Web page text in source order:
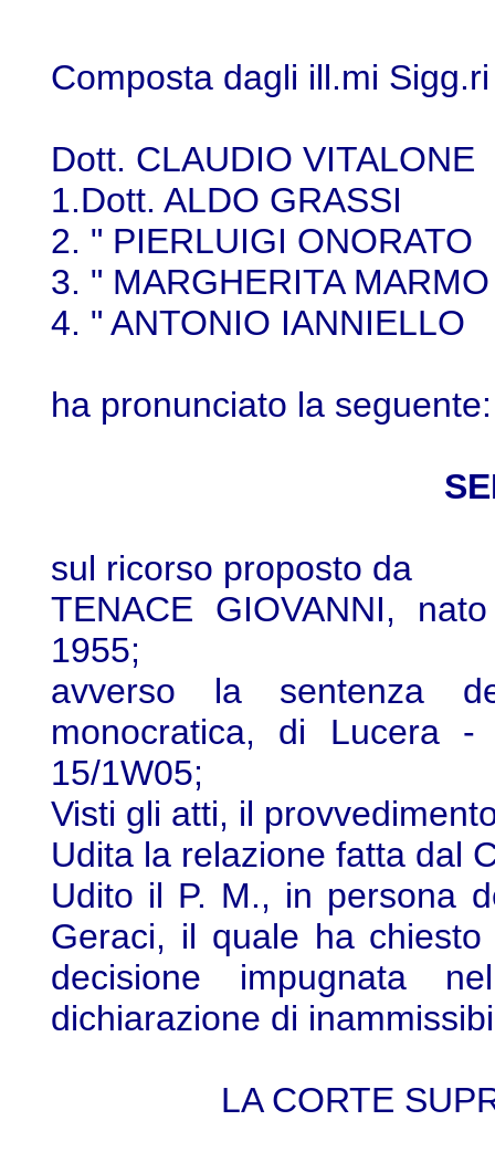
Composta dagli ill.mi
Dott. CLAUDIO
1.Dott. ALDO
2. " PIERLUIGI
3. " MARGHERITA
4. " ANTONIO
ha pronunciato la seguente:
sul ricorso proposto da
TENACE GIOVANNI,
1955;
avverso la sentenza
monocratica, di Lucera
15/1W05;
Visti gli atti, il
Udita la relazione fatta dal
Udito il P. M., in persona
Geraci, il quale ha
decisione impugnata
dichiarazione di
LA CORTE